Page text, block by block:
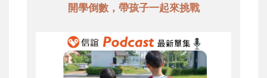
開學倒數，帶孩子一起來挑戰